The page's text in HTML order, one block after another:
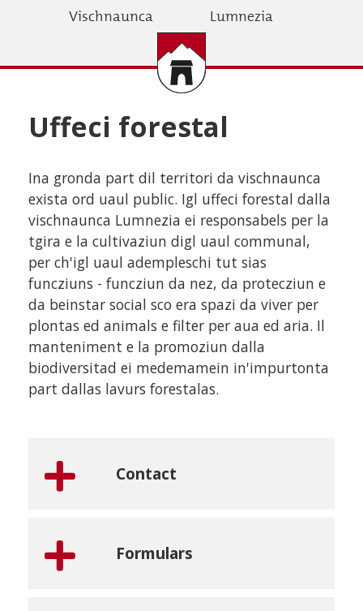
Vischnaunca Lumnezia
Uffeci forestal
Ina gronda part dil territori da vischnaunca
exista ord uaul public. Igl uffeci forestal dalla
vischnaunca Lumnezia ei responsabels per la
tgira e la cultivaziun digl uaul communal,
per ch'igl uaul adempleschi tut sias
funcziuns - funcziun da nez, da protecziun e
da beinstar social sco era spazi da viver per
plontas ed animals e filter per aua ed aria. Il
manteniment e la promoziun dalla
biodiversitad ei medemamein in'impurtonta
part dallas lavurs forestalas.
Contact
Formulars